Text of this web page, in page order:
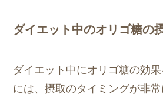
ダイエット中のオリゴ糖の
ダイエット中にオリゴ糖の効
には、摂取のタイミングが非